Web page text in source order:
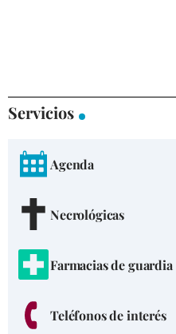
Servicios
Agenda
Necrológicas
Farmacias de guardia
Teléfonos de interés